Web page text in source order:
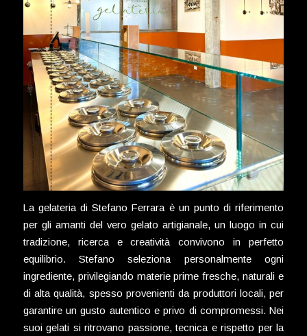
La gelateria di Stefano Ferrara è un punto di riferimento
per gli amanti del vero gelato artigianale, un luogo in cui
tradizione, ricerca e creatività convivono in perfetto
equilibrio. Stefano seleziona personalmente ogni
ingrediente, privilegiando materie prime fresche, naturali e
di alta qualità, spesso provenienti da produttori locali, per
garantire un gusto autentico e privo di compromessi. Nei
suoi gelati si ritrovano passione, tecnica e rispetto per la